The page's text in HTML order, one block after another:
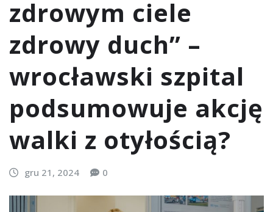
zdrowym ciele
zdrowy duch” –
wrocławski szpital
podsumowuje akcję
walki z otyłością?
gru 21, 2024 0